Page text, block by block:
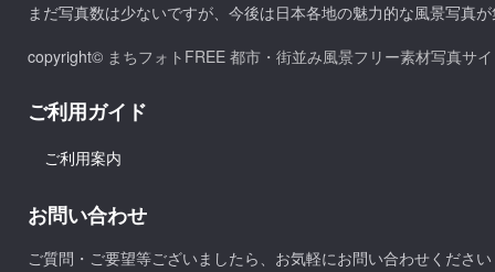
まだ写真数は少ないですが、今後は日本各地の魅力的な風景写真
copyright© まちフォトFREE 都市・街並み風景フリー素材写真サ
ご利用ガイド
ご利用案内
お問い合わせ
ご質問・ご要望等ございましたら、お気軽にお問い合わせください